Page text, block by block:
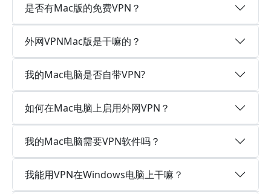
是否有Mac版的免费VPN？
外网VPNMac版是干嘛的？
我的Mac电脑是否自带VPN?
如何在Mac电脑上启用外网VPN？
我的Mac电脑需要VPN软件吗？
我能用VPN在Windows电脑上干嘛？